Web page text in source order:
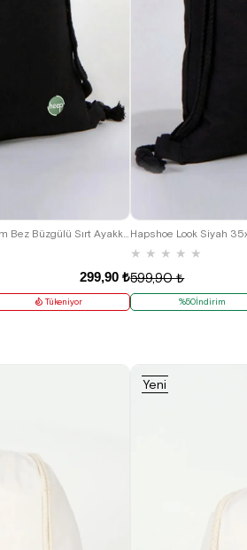
Heep Siyah 35x40 cm Unisex Ham Bez Büzgülü Sırt Ayakkabı Çantası
299,90 ₺
Tükeniyor
★ ★ ★ ★ ★
599,90 ₺
%50İndirim
Yeni